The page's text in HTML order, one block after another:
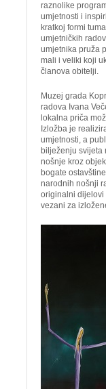
raznolike
umjetnosti i
kratkoj formi
umjetničkih
umjetnika pruža
mali i veliki koji
članova obitelji.
Muzej grada
radova Ivana
lokalna priča
Izložba je
umjetnosti, a
bilježenju svijeta
nošnje kroz
bogate
narodnih nošnji
originalni dijelovi
vezani za